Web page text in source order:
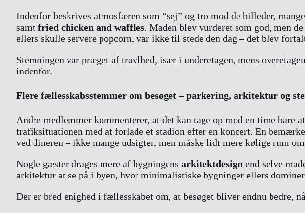
Indenfor beskrives atmosfæren som “sej” og tro mod de billeder,
samt fried chicken and waffles. Maden blev vurderet som god, men
ellers skulle servere popcorn, var ikke til stede den dag – det blev
Stemningen var præget af travlhed, især i underetagen, mens
indenfor.
Flere fællesskabsstemmer om besøget – parkering, arkitektur og
Andre medlemmer kommenterer, at det kan tage op mod en time bare
trafiksituationen med at forlade et stadion efter en koncert. En
ved dineren – ikke mange udsigter, men måske lidt mere kølige rum
Nogle gæster drages mere af bygningens arkitektdesign end selve
arkitektur at se på i byen, hvor minimalistiske bygninger ellers
Der er bred enighed i fællesskabet om, at besøget bliver endnu bedre,